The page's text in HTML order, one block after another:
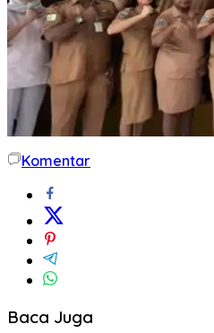
Komentar
Baca Juga